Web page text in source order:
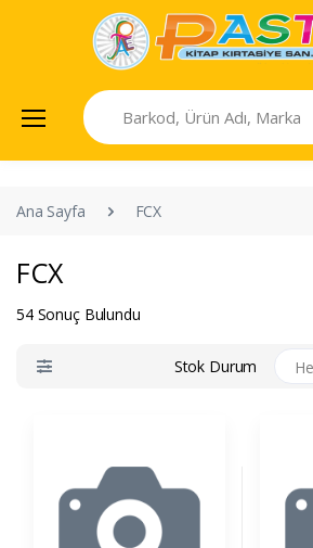
Ana Sayfa FCX
FCX
54 Sonuç Bulundu
Stok Durum